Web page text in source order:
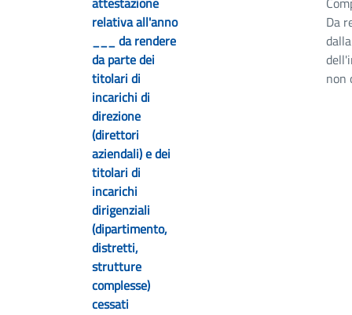
relativa all'anno
___ da rendere
da parte dei
titolari di
incarichi di
direzione
(direttori
aziendali) e dei
titolari di
incarichi
dirigenziali
(dipartimento,
distretti,
strutture
complesse)
cessati
Da
non